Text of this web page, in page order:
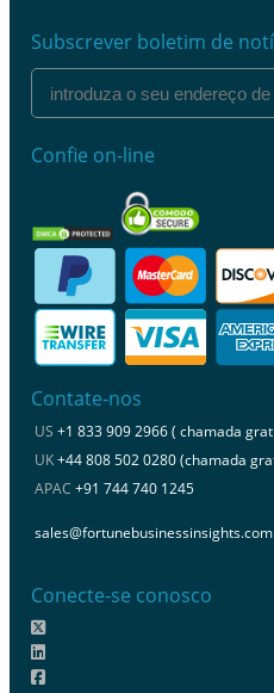
Subscrever boletim de
Confie on-line
Contate-nos
US +1 833 909 2966 ( chamada
UK+44 808 502 0280 (chamada
APAC +91 744 740 1245
sales@fortunebusinessinsights.com
Conecte-se conosco